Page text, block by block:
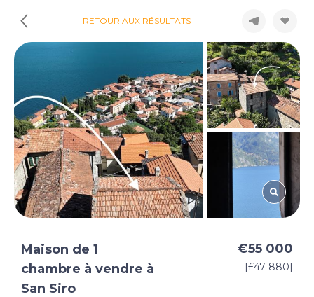
RETOUR AUX RÉSULTATS
Maison de 1
chambre à vendre à
San Siro
€55 000
[£47 880]